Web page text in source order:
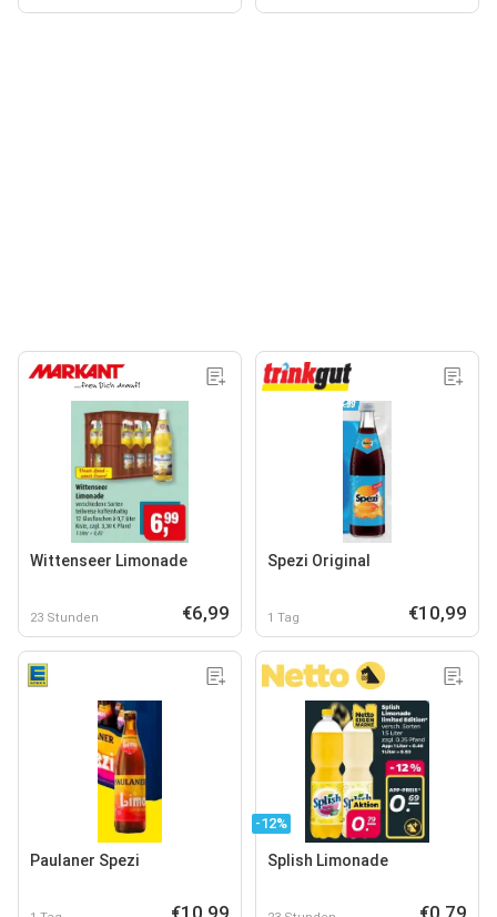
Wittenseer Limonade
23 Stunden €6,99
Spezi Original
1 Tag €10,99
Paulaner Spezi
€10,99
-12%
Splish Limonade
€0,79